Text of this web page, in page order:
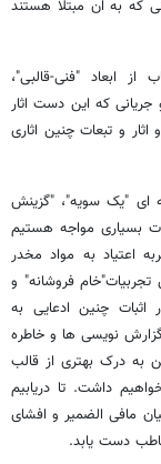
که به ان مبتلا هستند
ابعاد "فنی-قالبی"،
که این دست اثار
و تبعات چنین اثاری
ای "یک سویه"، "گزینش
بسیاری مواجه هستیم
اعتیاد به مواد مخدر
فروشانه" و
چنین ادعایی به
گزارش نویسی ها و خاطره
به درک بهتری از قالب
داشت. تا دریابیم
مافی الضمیر و افشای
دست یابد.